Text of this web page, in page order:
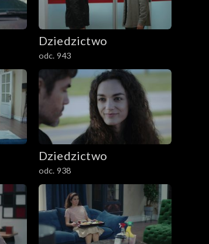
Dziedzictwo
odc. 943
Dziedzictwo
odc. 938